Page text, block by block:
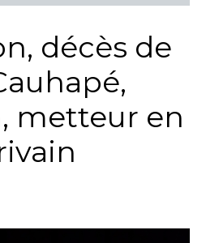
décès de
metteur en